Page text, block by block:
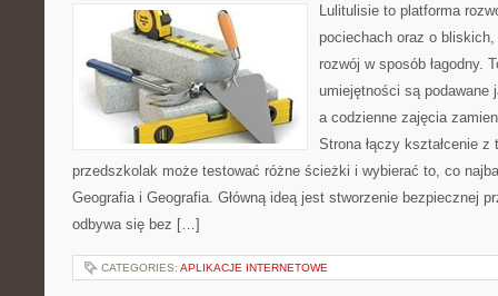
Lulitulisie to platforma
pociechach oraz o
rozwój w sposób łagodny.
umiejętności są podawane
a codzienne zajęcia
Strona łączy kształcenie
przedszkolak może testować różne ścieżki i wybierać to, co
Geografia i Geografia. Główną ideą jest stworzenie bezpiecznej
odbywa się bez […]
CATEGORIES: APLIKACJE INTERNETOWE